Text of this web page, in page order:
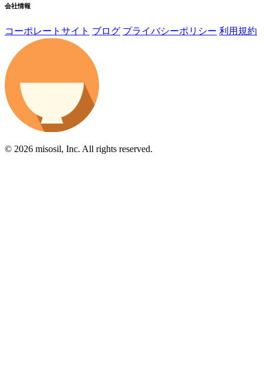
会社情報
コーポレートサイト ブログ プライバシーポリシー 利用規約
© 2026 misosil, Inc. All rights reserved.